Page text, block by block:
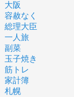
大阪
容赦なく
総理大臣
一人旅
副菜
玉子焼き
筋トレ
家計簿
札幌